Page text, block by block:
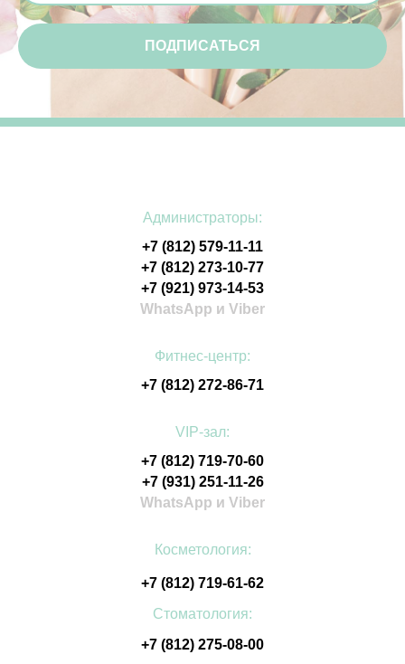
ПОДПИСАТЬСЯ
Администраторы:
+7 (812) 579-11-11
+7 (812) 273-10-77
+7 (921) 973-14-53
WhatsApp и Viber
Фитнес-центр:
+7 (812) 272-86-71
VIP-зал:
+7 (812) 719-70-60
+7 (931) 251-11-26
WhatsApp и Viber
Косметология:
+7 (812) 719-61-62
Стоматология:
+7 (812) 275-08-00